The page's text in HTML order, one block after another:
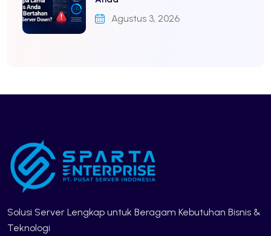
Agustus 3, 2026
Solusi Server Lengkap untuk Beragam Kebutuhan Bisnis &
Teknologi